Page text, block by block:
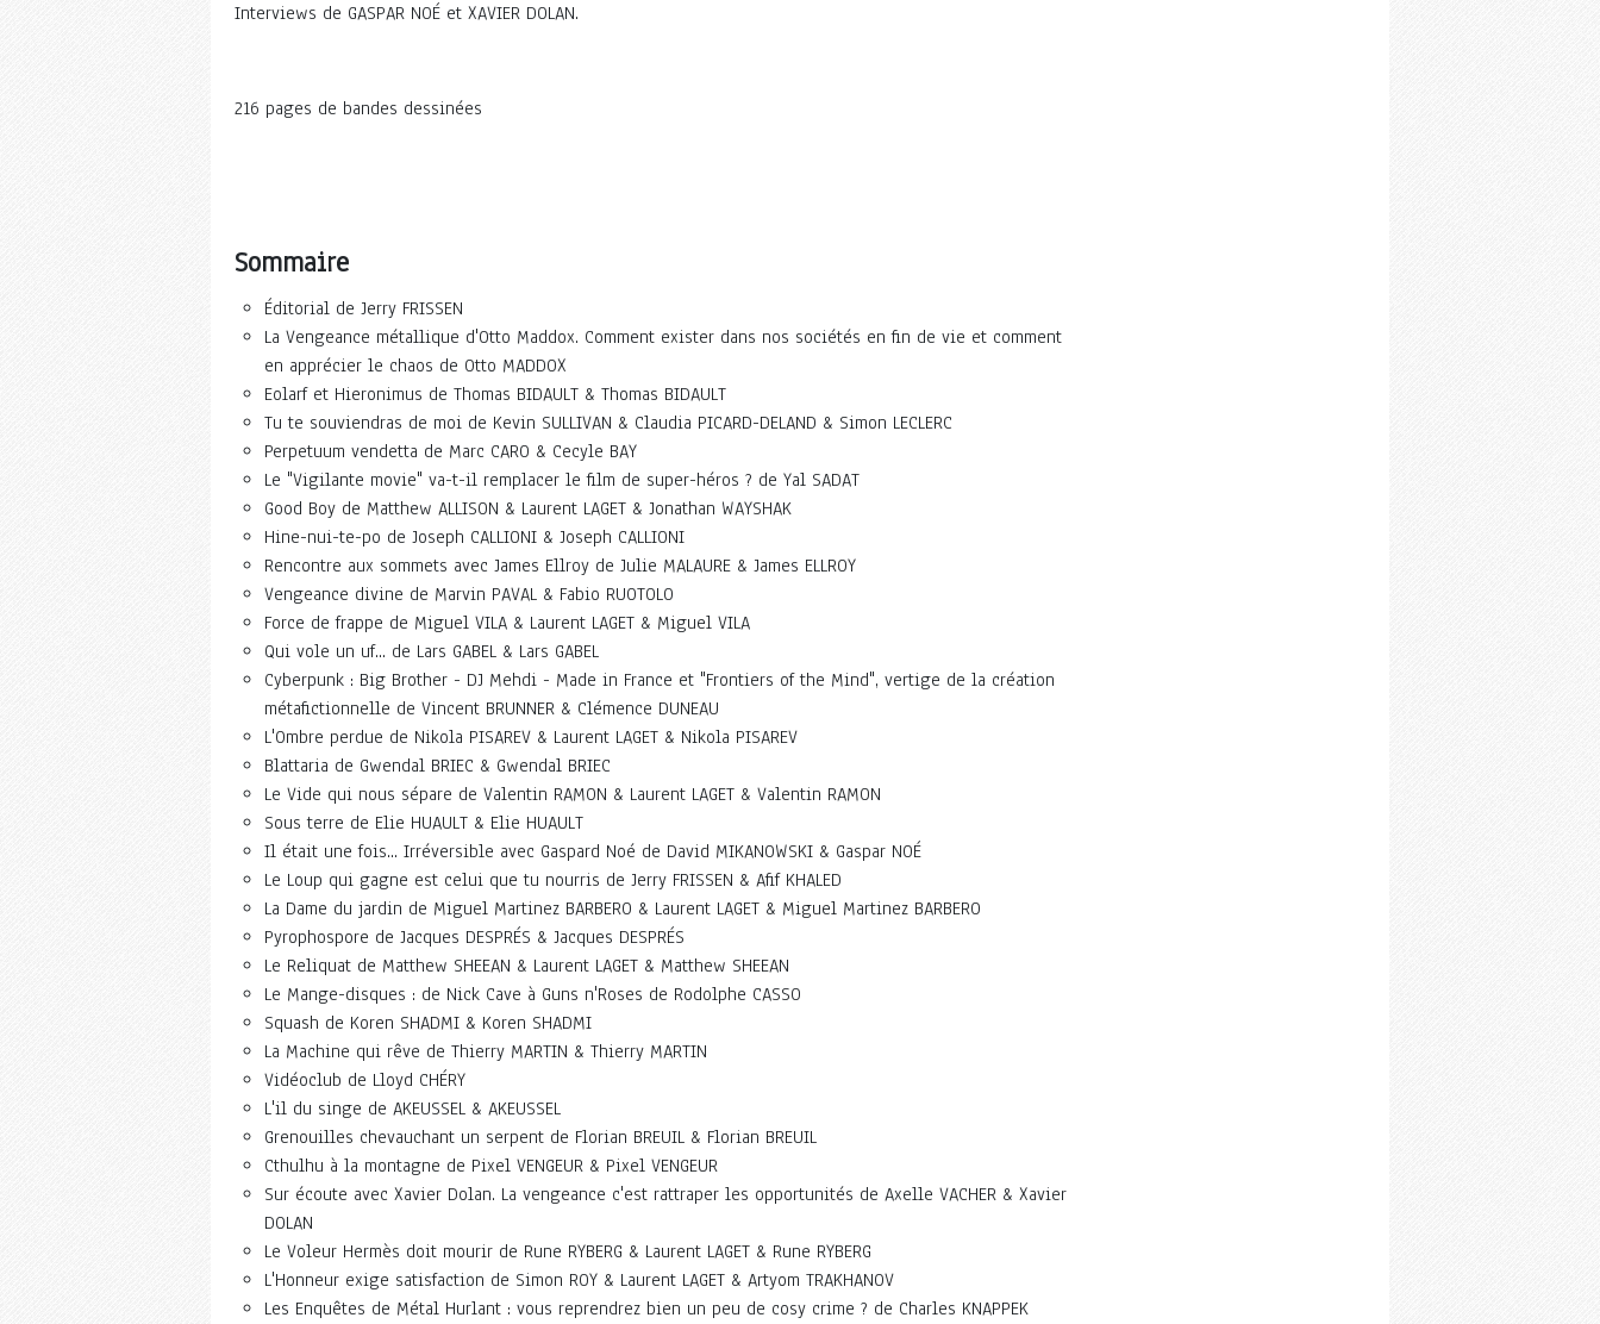
Interviews de GASPAR NOÉ et XAVIER DOLAN.
216 pages de bandes dessinées
Sommaire
Éditorial de Jerry FRISSEN
La Vengeance métallique d'Otto Maddox. Comment exister dans nos sociétés en fin de vie et comment
en apprécier le chaos de Otto MADDOX
Eolarf et Hieronimus de Thomas BIDAULT & Thomas BIDAULT
Tu te souviendras de moi de Kevin SULLIVAN & Claudia PICARD-DELAND & Simon LECLERC
Perpetuum vendetta de Marc CARO & Cecyle BAY
Le "Vigilante movie" va-t-il remplacer le film de super-héros ? de Yal SADAT
Good Boy de Matthew ALLISON & Laurent LAGET & Jonathan WAYSHAK
Hine-nui-te-po de Joseph CALLIONI & Joseph CALLIONI
Rencontre aux sommets avec James Ellroy de Julie MALAURE & James ELLROY
Vengeance divine de Marvin PAVAL & Fabio RUOTOLO
Force de frappe de Miguel VILA & Laurent LAGET & Miguel VILA
Qui vole un uf... de Lars GABEL & Lars GABEL
Cyberpunk : Big Brother - DJ Mehdi - Made in France et "Frontiers of the Mind", vertige de la création
métafictionnelle de Vincent BRUNNER & Clémence DUNEAU
L'Ombre perdue de Nikola PISAREV & Laurent LAGET & Nikola PISAREV
Blattaria de Gwendal BRIEC & Gwendal BRIEC
Le Vide qui nous sépare de Valentin RAMON & Laurent LAGET & Valentin RAMON
Sous terre de Elie HUAULT & Elie HUAULT
Il était une fois... Irréversible avec Gaspard Noé de David MIKANOWSKI & Gaspar NOÉ
Le Loup qui gagne est celui que tu nourris de Jerry FRISSEN & Afif KHALED
La Dame du jardin de Miguel Martinez BARBERO & Laurent LAGET & Miguel Martinez BARBERO
Pyrophospore de Jacques DESPRÉS & Jacques DESPRÉS
Le Reliquat de Matthew SHEEAN & Laurent LAGET & Matthew SHEEAN
Le Mange-disques : de Nick Cave à Guns n'Roses de Rodolphe CASSO
Squash de Koren SHADMI & Koren SHADMI
La Machine qui rêve de Thierry MARTIN & Thierry MARTIN
Vidéoclub de Lloyd CHÉRY
L'il du singe de AKEUSSEL & AKEUSSEL
Grenouilles chevauchant un serpent de Florian BREUIL & Florian BREUIL
Cthulhu à la montagne de Pixel VENGEUR & Pixel VENGEUR
Sur écoute avec Xavier Dolan. La vengeance c'est rattraper les opportunités de Axelle VACHER & Xavier
DOLAN
Le Voleur Hermès doit mourir de Rune RYBERG & Laurent LAGET & Rune RYBERG
L'Honneur exige satisfaction de Simon ROY & Laurent LAGET & Artyom TRAKHANOV
Les Enquêtes de Métal Hurlant : vous reprendrez bien un peu de cosy crime ? de Charles KNAPPEK